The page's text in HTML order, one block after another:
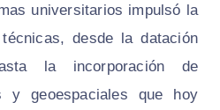
universitarios impulsó la
desde la datación
la incorporación de
y geoespaciales que hoy